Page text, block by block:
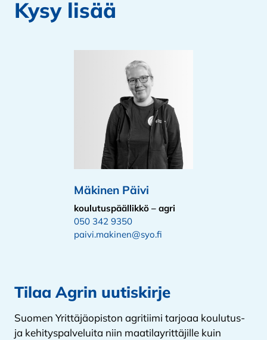
Kysy lisää
Mäkinen Päivi
koulutuspäällikkö – agri
050 342 9350
paivi.makinen@syo.fi
Tilaa Agrin uutiskirje
Suomen Yrittäjäopiston agritiimi tarjoaa koulutus-
ja kehityspalveluita niin maatilayrittäjille kuin